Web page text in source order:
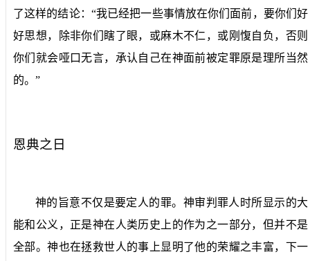
了这样的结论：“我已经把一些事情放在你们面前，要你们好
好思想，除非你们瞎了眼，或麻木不仁，或刚愎自负，否则
你们就会哑口无言，承认自己在神面前被定罪原是理所当然
的。”
恩典之日
神的旨意不仅是要定人的罪。神审判罪人时所显示的大
能和公义，正是神在人类历史上的作为之一部分，但并不是
全部。神也在拯救世人的事上显明了他的荣耀之丰富，下一